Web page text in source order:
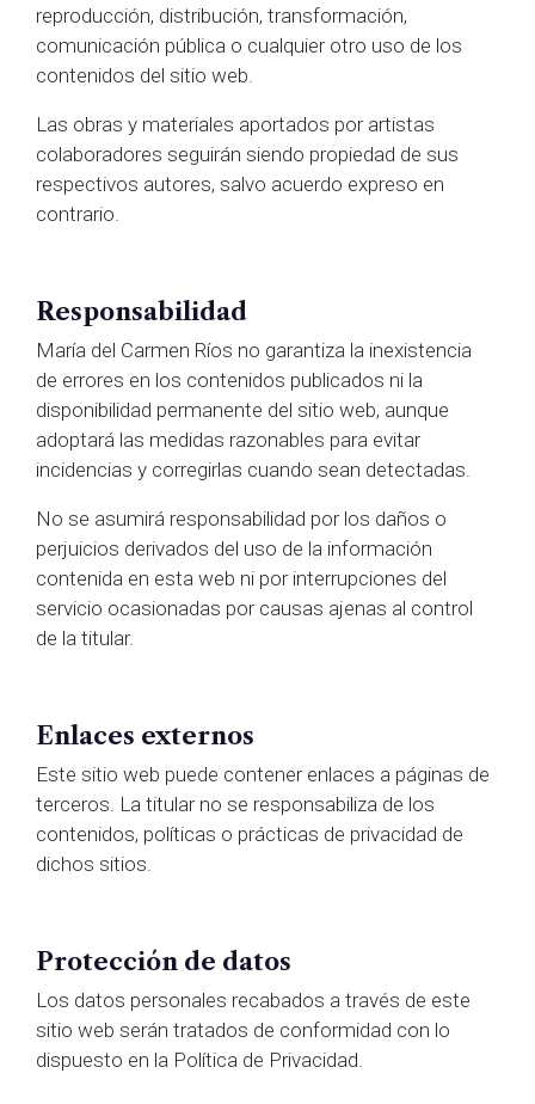
reproducción, distribución, transformación,
comunicación pública o cualquier otro uso de los
contenidos del sitio web.
Las obras y materiales aportados por artistas
colaboradores seguirán siendo propiedad de sus
respectivos autores, salvo acuerdo expreso en
contrario.
Responsabilidad
María del Carmen Ríos no garantiza la inexistencia
de errores en los contenidos publicados ni la
disponibilidad permanente del sitio web, aunque
adoptará las medidas razonables para evitar
incidencias y corregirlas cuando sean detectadas.
No se asumirá responsabilidad por los daños o
perjuicios derivados del uso de la información
contenida en esta web ni por interrupciones del
servicio ocasionadas por causas ajenas al control
de la titular.
Enlaces externos
Este sitio web puede contener enlaces a páginas de
terceros. La titular no se responsabiliza de los
contenidos, políticas o prácticas de privacidad de
dichos sitios.
Protección de datos
Los datos personales recabados a través de este
sitio web serán tratados de conformidad con lo
dispuesto en la Política de Privacidad.